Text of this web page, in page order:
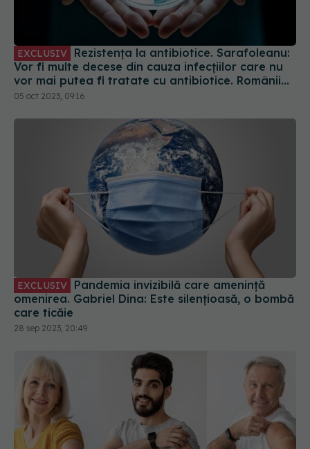
EXCLUSIV
Vor fi multe decese din cauza infecțiilor care nu
vor mai putea fi tratate cu antibiotice. Românii
spun că antibioticele ucid virusuril
05 oct 2023, 09:16
EXCLUSIV
omenirea. Gabriel Dina: Este silențioasă, o bombă
care ticăie
28 sep 2023, 20:49